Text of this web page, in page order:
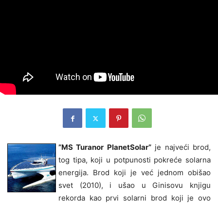
”MS Turanor PlanetSolar”je najveći brod,
tog tipa, koji u potpunosti pokreće solarna
energija. Brod koji je već jednom obišao
svet (2010), i ušao u Ginisovu knjigu
rekorda kao prvi solarni brod koji je ovo